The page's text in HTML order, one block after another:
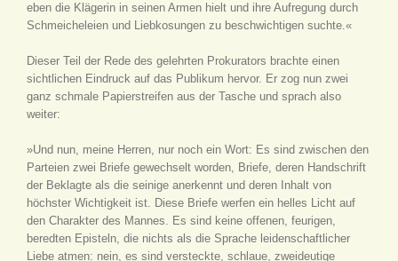
eben die Klägerin in seinen Armen hielt und ihre Aufregung durch
Schmeicheleien und Liebkosungen zu beschwichtigen suchte.«
Dieser Teil der Rede des gelehrten Prokurators brachte einen
sichtlichen Eindruck auf das Publikum hervor. Er zog nun zwei
ganz schmale Papierstreifen aus der Tasche und sprach also
weiter:
»Und nun, meine Herren, nur noch ein Wort: Es sind zwischen den
Parteien zwei Briefe gewechselt worden, Briefe, deren Handschrift
der Beklagte als die seinige anerkennt und deren Inhalt von
höchster Wichtigkeit ist. Diese Briefe werfen ein helles Licht auf
den Charakter des Mannes. Es sind keine offenen, feurigen,
beredten Episteln, die nichts als die Sprache leidenschaftlicher
Liebe atmen: nein, es sind versteckte, schlaue, zweideutige